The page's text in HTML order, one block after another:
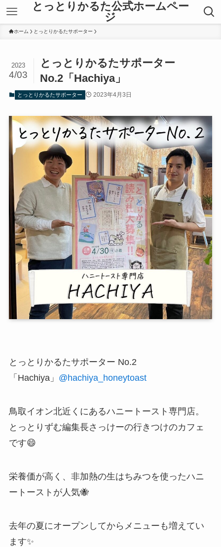
とっとりかるた公式ホームペー
ジ
ホーム とっとりかるたサポーター
とっとりかるたサポーター
No.2「Hachiya」
2023
4/03
とっとりかるたサポーター 2023年4月3日
とっとりかるたサポーター No.2
「Hachiya」 @hachiya_honeytoast
鳥取イオン北近くにあるハニートースト専門店。
とっとりずむ編集長さっけーの行きつけのカフェ
です😄
栄養価が高く、非加熱の生はちみつを使ったハニ
ートーストが人気🐝
去年の夏にオープンしてからメニューも増えてい
ます✨